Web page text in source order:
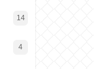
14
4